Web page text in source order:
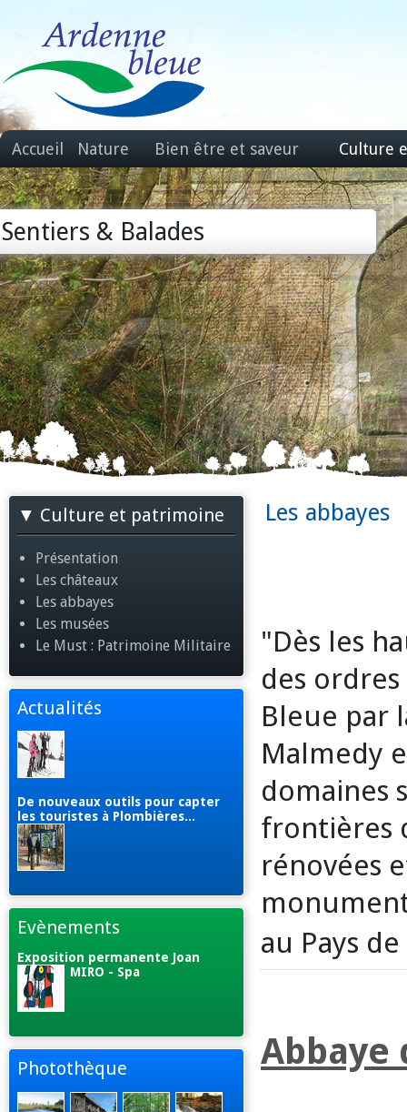
Accueil Nature Bien être et saveur Culture
Sentiers & Balades
Culture et patrimoine
Présentation
Les châteaux
Les abbayes
Les musées
Le Must : Patrimoine Militaire
Actualités
De nouveaux outils pour capter
les touristes à Plombières...
Evènements
Exposition permanente Joan
MIRO - Spa
Photothèque
Les abbayes
"Dès les
des
Bleue par
Malmedy
domaines
frontières
rénovées
au Pays de
Abbaye